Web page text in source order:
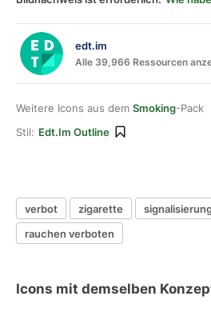
edt.im
Alle 39,966 Ressourcen
Weitere Icons aus dem Smoking-Pack
Stil: Edt.im Outline
verbot zigarette
rauchen verboten
Icons mit demselben